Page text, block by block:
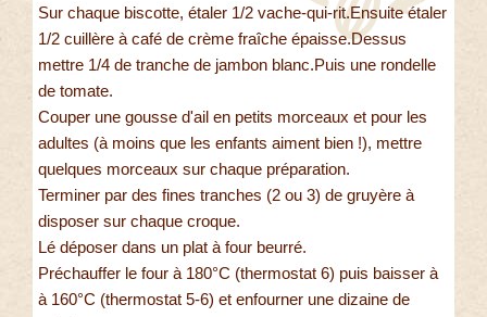
Sur chaque biscotte, étaler 1/2 vache-qui-rit.Ensuite étaler
1/2 cuillère à café de crème fraîche épaisse.Dessus
mettre 1/4 de tranche de jambon blanc.Puis une rondelle
de tomate.
Couper une gousse d'ail en petits morceaux et pour les
adultes (à moins que les enfants aiment bien !), mettre
quelques morceaux sur chaque préparation.
Terminer par des fines tranches (2 ou 3) de gruyère à
disposer sur chaque croque.
Lé déposer dans un plat à four beurré.
Préchauffer le four à 180°C (thermostat 6) puis baisser à
à 160°C (thermostat 5-6) et enfourner une dizaine de